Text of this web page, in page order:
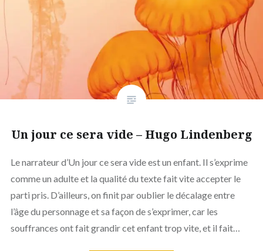
Un jour ce sera vide – Hugo Lindenberg
Le narrateur d’Un jour ce sera vide est un enfant. Il s’exprime
comme un adulte et la qualité du texte fait vite accepter le
parti pris. D’ailleurs, on finit par oublier le décalage entre
l’âge du personnage et sa façon de s’exprimer, car les
souffrances ont fait grandir cet enfant trop vite, et il fait…